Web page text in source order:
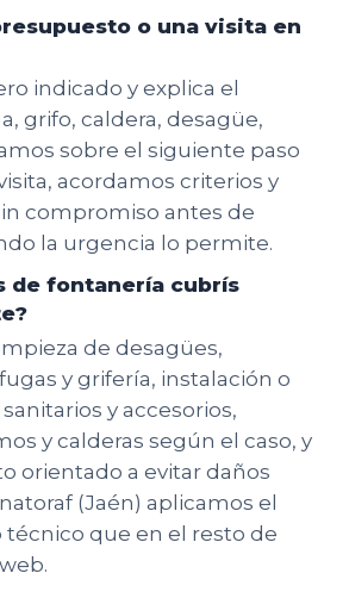
o una visita en
indicado y explica el
grifo, caldera, desagüe,
sobre el siguiente paso
acordamos criterios y
compromiso antes de
la urgencia lo permite.
de fontanería cubrís
de desagües,
y grifería, instalación o
y accesorios,
y calderas según el caso, y
orientado a evitar daños
(Jaén) aplicamos el
que en el resto de